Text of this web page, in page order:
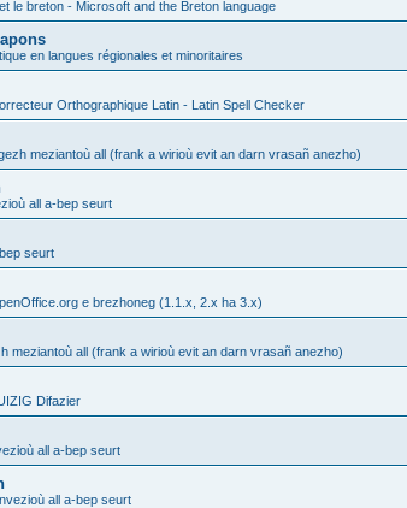
le breton - Microsoft and the Breton language
en langues régionales et minoritaires
Orthographique Latin - Latin Spell Checker
meziantoù all (frank a wirioù evit an darn vrasañ anezho)
all a-bep seurt
seurt
e brezhoneg (1.1.x, 2.x ha 3.x)
meziantoù all (frank a wirioù evit an darn vrasañ anezho)
Difazier
all a-bep seurt
all a-bep seurt